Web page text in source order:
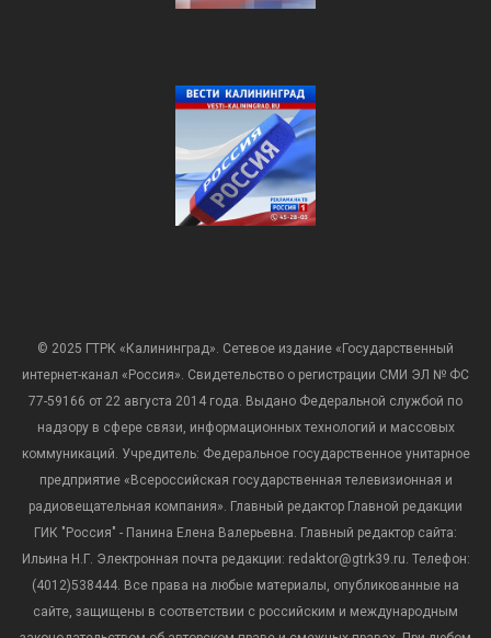
© 2025 ГТРК «Калининград». Сетевое издание «Государственный
интернет-канал «Россия». Свидетельство о регистрации СМИ ЭЛ № ФС
77-59166 от 22 августа 2014 года. Выдано Федеральной службой по
надзору в сфере связи, информационных технологий и массовых
коммуникаций. Учредитель: Федеральное государственное унитарное
предприятие «Всероссийская государственная телевизионная и
радиовещательная компания». Главный редактор Главной редакции
ГИК "Россия" - Панина Елена Валерьевна. Главный редактор сайта:
Ильина Н.Г. Электронная почта редакции: redaktor@gtrk39.ru. Телефон:
(4012)538444. Все права на любые материалы, опубликованные на
сайте, защищены в соответствии с российским и международным